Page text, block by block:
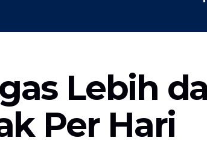
Lebih
Per Hari